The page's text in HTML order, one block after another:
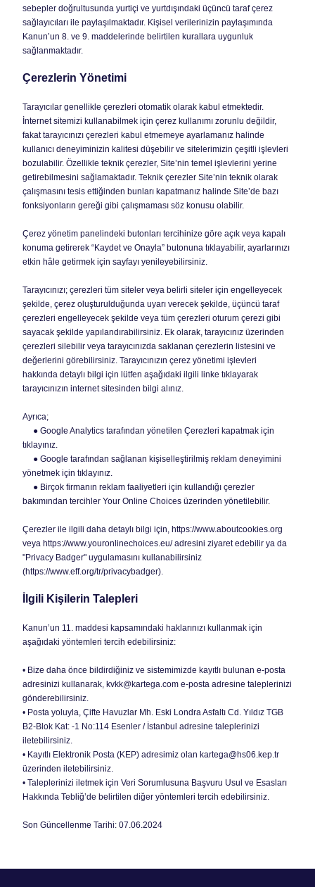
sebepler doğrultusunda yurtiçi ve yurtdışındaki üçüncü taraf çerez
sağlayıcıları ile paylaşılmaktadır. Kişisel verilerinizin paylaşımında
Kanun’un 8. ve 9. maddelerinde belirtilen kurallara uygunluk
sağlanmaktadır.
Çerezlerin Yönetimi
Tarayıcılar genellikle çerezleri otomatik olarak kabul etmektedir.
İnternet sitemizi kullanabilmek için çerez kullanımı zorunlu değildir,
fakat tarayıcınızı çerezleri kabul etmemeye ayarlamanız halinde
kullanıcı deneyiminizin kalitesi düşebilir ve sitelerimizin çeşitli işlevleri
bozulabilir. Özellikle teknik çerezler, Site’nin temel işlevlerini yerine
getirebilmesini sağlamaktadır. Teknik çerezler Site’nin teknik olarak
çalışmasını tesis ettiğinden bunları kapatmanız halinde Site’de bazı
fonksiyonların gereği gibi çalışmaması söz konusu olabilir.
Çerez yönetim panelindeki butonları tercihinize göre açık veya kapalı
konuma getirerek “Kaydet ve Onayla” butonuna tıklayabilir, ayarlarınızı
etkin hâle getirmek için sayfayı yenileyebilirsiniz.
Tarayıcınızı; çerezleri tüm siteler veya belirli siteler için engelleyecek
şekilde, çerez oluşturulduğunda uyarı verecek şekilde, üçüncü taraf
çerezleri engelleyecek şekilde veya tüm çerezleri oturum çerezi gibi
sayacak şekilde yapılandırabilirsiniz. Ek olarak, tarayıcınız üzerinden
çerezleri silebilir veya tarayıcınızda saklanan çerezlerin listesini ve
değerlerini görebilirsiniz. Tarayıcınızın çerez yönetimi işlevleri
hakkında detaylı bilgi için lütfen aşağıdaki ilgili linke tıklayarak
tarayıcınızın internet sitesinden bilgi alınız.
Ayrıca;
● Google Analytics tarafından yönetilen Çerezleri kapatmak için
tıklayınız.
● Google tarafından sağlanan kişiselleştirilmiş reklam deneyimini
yönetmek için tıklayınız.
● Birçok firmanın reklam faaliyetleri için kullandığı çerezler
bakımından tercihler Your Online Choices üzerinden yönetilebilir.
Çerezler ile ilgili daha detaylı bilgi için, https://www.aboutcookies.org
veya https://www.youronlinechoices.eu/ adresini ziyaret edebilir ya da
"Privacy Badger" uygulamasını kullanabilirsiniz
(https://www.eff.org/tr/privacybadger).
İlgili Kişilerin Talepleri
Kanun’un 11. maddesi kapsamındaki haklarınızı kullanmak için
aşağıdaki yöntemleri tercih edebilirsiniz:
• Bize daha önce bildirdiğiniz ve sistemimizde kayıtlı bulunan e-posta
adresinizi kullanarak, kvkk@kartega.com e-posta adresine taleplerinizi
gönderebilirsiniz.
• Posta yoluyla, Çifte Havuzlar Mh. Eski Londra Asfaltı Cd. Yıldız TGB
B2-Blok Kat: -1 No:114 Esenler / İstanbul adresine taleplerinizi
iletebilirsiniz.
• Kayıtlı Elektronik Posta (KEP) adresimiz olan kartega@hs06.kep.tr
üzerinden iletebilirsiniz.
• Taleplerinizi iletmek için Veri Sorumlusuna Başvuru Usul ve Esasları
Hakkında Tebliğ’de belirtilen diğer yöntemleri tercih edebilirsiniz.
Son Güncellenme Tarihi: 07.06.2024